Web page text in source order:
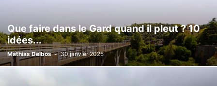
Que faire dans le Gard quand il pleut ? 10
idées...
Mathias Delbos - 30 janvier 2025